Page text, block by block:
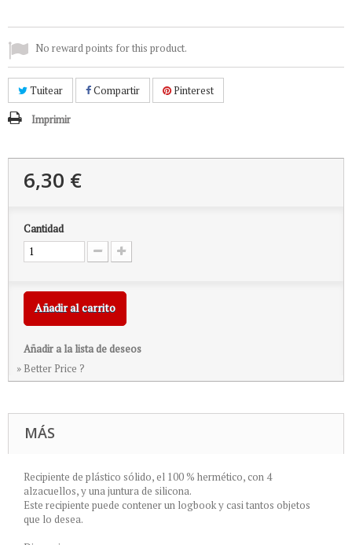
No reward points for this product.
Tuitear Compartir Pinterest
Imprimir
6,30 €
Cantidad
Añadir al carrito
Añadir a la lista de deseos
» Better Price ?
MÁS
Recipiente de plástico sólido, el 100 % hermético, con 4
alzacuellos, y una juntura de silicona.
Este recipiente puede contener un logbook y casi tantos objetos
que lo desea.